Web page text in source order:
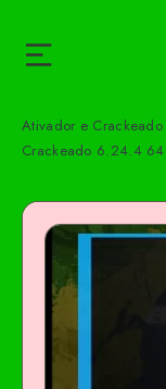
Ativador e Crackeado
Crackeado 6.24.4 64